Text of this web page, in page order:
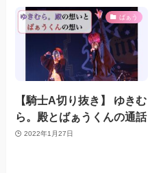
ばぁう
【騎士A切り抜き】 ゆきむ
ら。殿とばぁうくんの通話
2022年1月27日